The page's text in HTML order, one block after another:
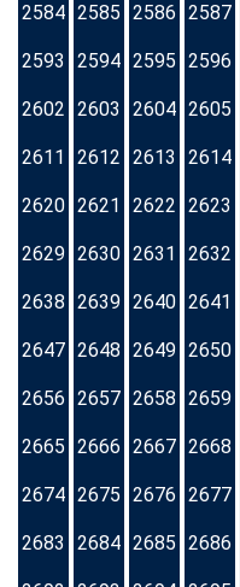
2584 2585 2586 2587
2593 2594 2595 2596
2602 2603 2604 2605
2611 2612 2613 2614
2620 2621 2622 2623
2629 2630 2631 2632
2638 2639 2640 2641
2647 2648 2649 2650
2656 2657 2658 2659
2665 2666 2667 2668
2674 2675 2676 2677
2683 2684 2685 2686